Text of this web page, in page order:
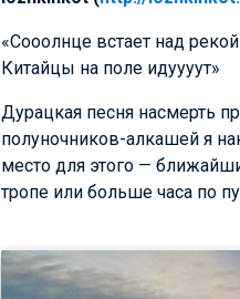
«Сооолнце встает над
Китайцы на поле идуууут»
Дурацкая песня насмерть
полуночников-алкашей я
место для этого —
тропе или больше часа по